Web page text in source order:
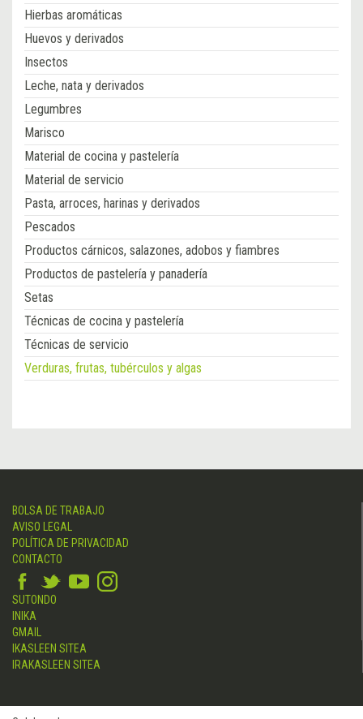
Hierbas aromáticas
Huevos y derivados
Insectos
Leche, nata y derivados
Legumbres
Marisco
Material de cocina y pastelería
Material de servicio
Pasta, arroces, harinas y derivados
Pescados
Productos cárnicos, salazones, adobos y fiambres
Productos de pastelería y panadería
Setas
Técnicas de cocina y pastelería
Técnicas de servicio
Verduras, frutas, tubérculos y algas
BOLSA DE TRABAJO
AVISO LEGAL
POLÍTICA DE PRIVACIDAD
CONTACTO
SUTONDO
INIKA
GMAIL
IKASLEEN SITEA
IRAKASLEEN SITEA